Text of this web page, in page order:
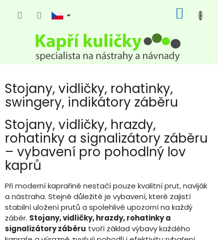
KOŠÍK
Stojany, vidličky, rohatinky,
swingery, indikátory záběru
Stojany, vidličky, hrazdy,
rohatinky a signalizátory záběru
– vybavení pro pohodlný lov
kaprů
Při moderní kaprařině nestačí pouze kvalitní prut, naviják
a nástraha. Stejně důležité je vybavení, které zajistí
stabilní uložení prutů a spolehlivě upozorní na každý
záběr. Stojany, vidličky, hrazdy, rohatinky a
signalizátory záběru tvoří základ výbavy každého